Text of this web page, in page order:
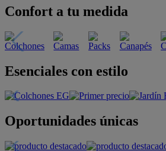
Confort a tu medida
Esenciales con estilo
Oportunidades únicas